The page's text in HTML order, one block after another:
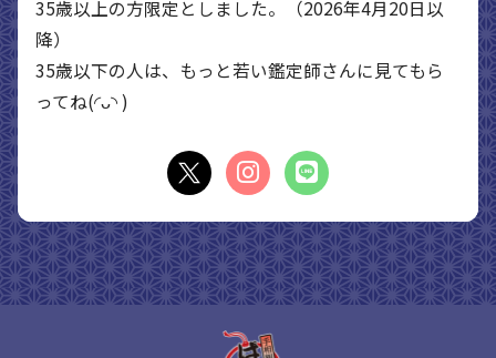
35歳以上の方限定としました。（2026年4月20日以
降）
35歳以下の人は、もっと若い鑑定師さんに見てもら
ってね(◜ᴗ◝ )